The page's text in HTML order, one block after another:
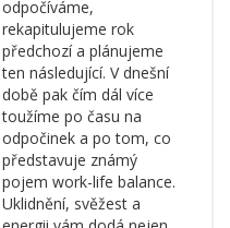
odpočíváme,
rekapitulujeme rok
předchozí a plánujeme
ten následující. V dnešní
době pak čím dál více
toužíme po času na
odpočinek a po tom, co
představuje známý
pojem work-life balance.
Uklidnění, svěžest a